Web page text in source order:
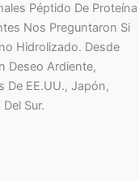
Péptido De Proteína
Nos Preguntaron Si
Hidrolizado. Desde
Deseo Ardiente,
De EE.UU., Japón,
Sur.